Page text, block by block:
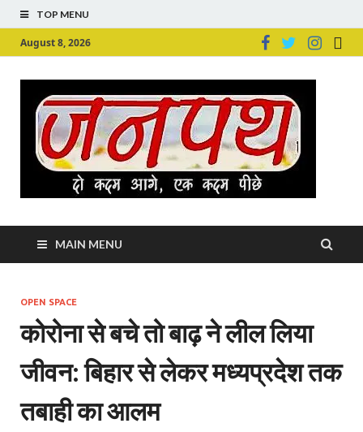
TOP MENU
August 8, 2026
MAIN MENU
OPEN SPACE
कोरोना से बचे तो बाढ़ ने लील लिया
जीवन: बिहार से लेकर मध्‍यप्रदेश तक
तबाही का आलम